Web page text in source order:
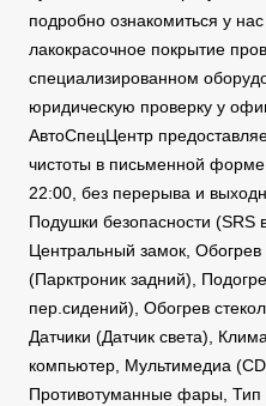
подробно ознакомиться у
лакокрасочное покрытие
специализированном
юридическую проверку у
АвтоСпецЦентр
чистоты в письменной
22:00, без перерыва и
Подушки безопасности (SRS
Центральный замок, Обогрев
(Парктроник задний),
пер.сидений), Обогрев
Датчики (Датчик света),
компьютер, Мультимедиа
Противотуманные фары,